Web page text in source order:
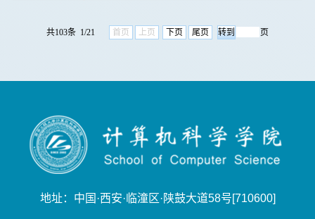
队于10月29日启动“IT智能帮·银龄时光守护计划”，走
进芷阳湖养老院，以“科技赋能+温情陪伴”模式，内容
共103条 1/21 首页 上页 下页 尾页 页
地址：中国·西安·临潼区·陕鼓大道58号[710600]